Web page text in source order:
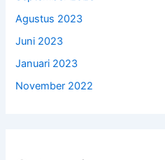
Agustus 2023
Juni 2023
Januari 2023
November 2022